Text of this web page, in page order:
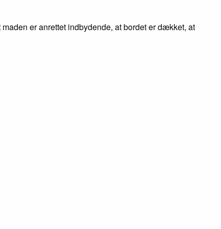
er anrettet indbydende, at bordet er dækket, at